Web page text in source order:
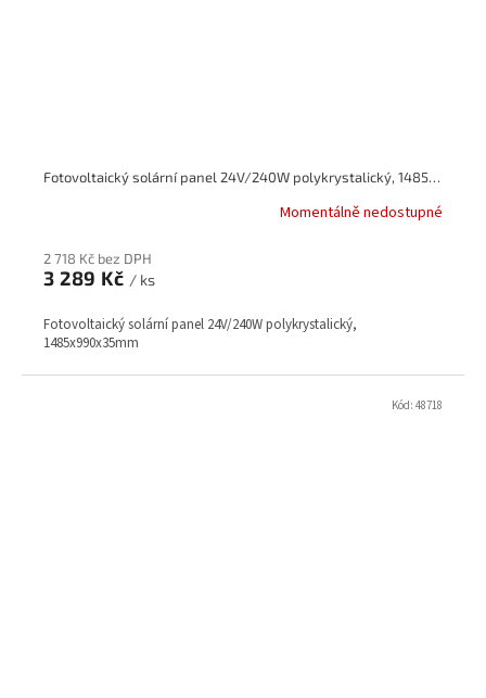
Fotovoltaický solární panel 24V/240W polykrystalický, 1485x990x35mm
Momentálně nedostupné
2 718 Kč bez DPH
3 289 Kč / ks
Fotovoltaický solární panel 24V/240W polykrystalický,
1485x990x35mm
Kód: 48718